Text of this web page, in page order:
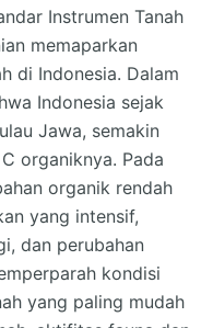
Instrumen Tanah
memaparkan
di Indonesia. Dalam
Indonesia sejak
Jawa, semakin
organiknya. Pada
organik rendah
yang intensif,
dan perubahan
kondisi
yang paling mudah